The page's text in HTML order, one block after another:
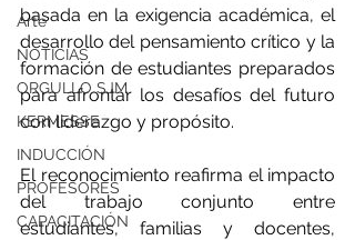
Arte
NOTICIAS
ORGULLO SJM
KERMESSE
INDUCCIÓN
PROFESORES
CAPACITACIÓN
basada en la exigencia académica, el
desarrollo del pensamiento crítico y la
formación de estudiantes preparados
para afrontar los desafíos del futuro
con liderazgo y propósito.
El reconocimiento reafirma el impacto
del trabajo conjunto entre
estudiantes, familias y docentes,